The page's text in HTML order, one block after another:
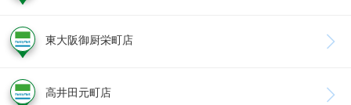
東大阪御厨栄町店
高井田元町店